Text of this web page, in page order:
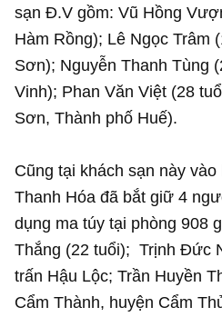
sạn Đ.V gồm: Vũ Hồng
Hàm Rồng); Lê Ngọc Trâm
Sơn); Nguyễn Thanh Tùng
Vinh); Phan Văn Việt (28
Sơn, Thành phố Huế).
Cũng tại khách sạn này
Thanh Hóa đã bắt giữ 4
dụng ma túy tại phòng 908
Thắng (22 tuổi); Trịnh Đức
trấn Hậu Lộc; Trần Huyền
Cẩm Thành, huyện Cẩm